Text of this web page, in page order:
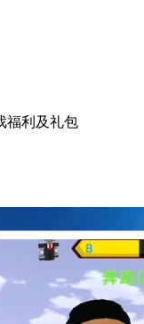
福利 及礼包